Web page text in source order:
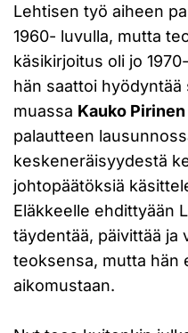
Lehtisen työ aiheen
1960- luvulla, mutta
käsikirjoitus oli jo
hän saattoi
muassa Kauko Pirinen
palautteen
keskeneräisyydestä
johtopäätöksiä
Eläkkeelle ehdittyään
täydentää, päivittää ja
teoksensa, mutta hän
aikomustaan.